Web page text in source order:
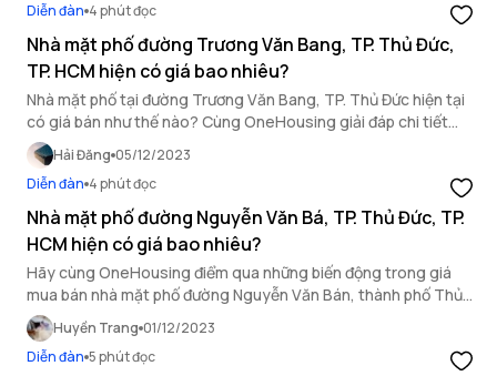
Diễn đàn 4 phút đọc
Nhà mặt phố đường Trương Văn Bang, TP. Thủ Đức,
TP. HCM hiện có giá bao nhiêu?
Nhà mặt phố tại đường Trương Văn Bang, TP. Thủ Đức hiện tại
có giá bán như thế nào? Cùng OneHousing giải đáp chi tiết
trong bài viết sau đây.
Hải Đăng 05/12/2023
Diễn đàn 4 phút đọc
Nhà mặt phố đường Nguyễn Văn Bá, TP. Thủ Đức, TP.
HCM hiện có giá bao nhiêu?
Hãy cùng OneHousing điểm qua những biến động trong giá
mua bán nhà mặt phố đường Nguyễn Văn Bán, thành phố Thủ
Đức, Hồ Chí Minh qua bài viết sau.
Huyền Trang 01/12/2023
Diễn đàn 5 phút đọc